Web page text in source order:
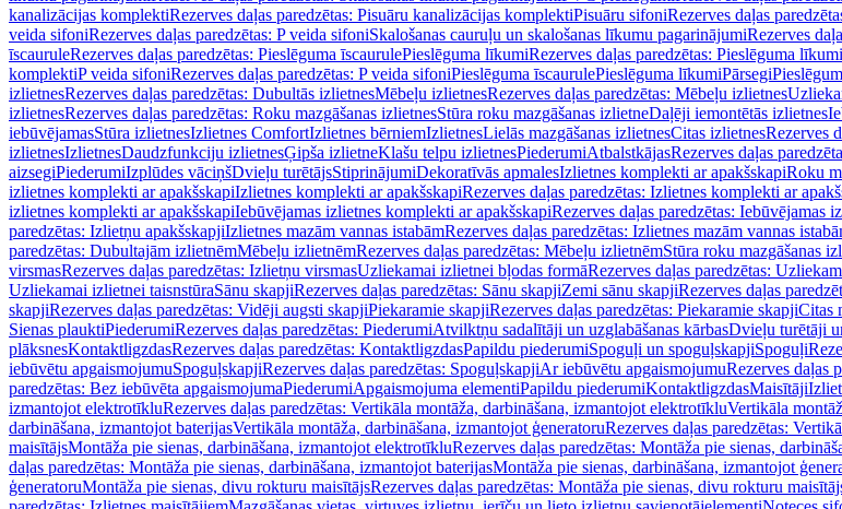
kanalizācijas komplektiRezerves daļas paredzētas: Pisuāru kanalizācijas komplektiPisuāru sifoniRezerves daļas
veida sifoniRezerves daļas paredzētas: P veida sifoniSkalošanas cauruļu un skalošanas līkumu pagarinājumiRezerves
īscauruleRezerves daļas paredzētas: Pieslēguma īscaurulePieslēguma līkumiRezerves daļas paredzētas: Pieslēguma līkumi
komplektiP veida sifoniRezerves daļas paredzētas: P veida sifoniPieslēguma īscaurulePieslēguma līkumiPārsegi
izlietnesRezerves daļas paredzētas: Dubultās izlietnesMēbeļu izlietnesRezerves daļas paredzētas: Mēbeļu izlietnes
izlietnesRezerves daļas paredzētas: Roku mazgāšanas izlietnesStūra roku mazgāšanas izlietneDaļēji iemontētās izlietnes
iebūvējamasStūra izlietnesIzlietnes ComfortIzlietnes bērniemIzlietnesLielās mazgāšanas izlietnesCitas izlietnesRezerves
izlietnesIzlietnesDaudzfunkciju izlietnesĢipša izlietneKlašu telpu izlietnesPiederumiAtbalstkājasRezerves daļas
aizsegiPiederumiIzplūdes vāciņšDvieļu turētājsStiprinājumiDekoratīvās apmalesIzlietnes komplekti ar apakšskapiRoku
izlietnes komplekti ar apakšskapiIzlietnes komplekti ar apakšskapiRezerves daļas paredzētas: Izlietnes komplekti ar
izlietnes komplekti ar apakšskapiIebūvējamas izlietnes komplekti ar apakšskapiRezerves daļas paredzētas: Iebūvējamas
paredzētas: Izlietņu apakšskapjiIzlietnes mazām vannas istabāmRezerves daļas paredzētas: Izlietnes mazām vannas
paredzētas: Dubultajām izlietnēmMēbeļu izlietnēmRezerves daļas paredzētas: Mēbeļu izlietnēmStūra roku mazgāšanas
virsmasRezerves daļas paredzētas: Izlietņu virsmasUzliekamai izlietnei bļodas formāRezerves daļas paredzētas:
Uzliekamai izlietnei taisnstūraSānu skapjiRezerves daļas paredzētas: Sānu skapjiZemi sānu skapjiRezerves daļas
skapjiRezerves daļas paredzētas: Vidēji augsti skapjiPiekaramie skapjiRezerves daļas paredzētas: Piekaramie skapjiCitas
Sienas plauktiPiederumiRezerves daļas paredzētas: PiederumiAtvilktņu sadalītāji un uzglabāšanas kārbasDvieļu turētāji
plāksnesKontaktligzdasRezerves daļas paredzētas: KontaktligzdasPapildu piederumiSpoguļi un spoguļskapjiSpoguļi
iebūvētu apgaismojumuSpoguļskapjiRezerves daļas paredzētas: SpoguļskapjiAr iebūvētu apgaismojumuRezerves daļas
paredzētas: Bez iebūvēta apgaismojumaPiederumiApgaismojuma elementiPapildu piederumiKontaktligzdasMaisītāji
izmantojot elektrotīkluRezerves daļas paredzētas: Vertikāla montāža, darbināšana, izmantojot elektrotīkluVertikāla
darbināšana, izmantojot baterijasVertikāla montāža, darbināšana, izmantojot ģeneratoruRezerves daļas paredzētas:
maisītājsMontāža pie sienas, darbināšana, izmantojot elektrotīkluRezerves daļas paredzētas: Montāža pie sienas,
daļas paredzētas: Montāža pie sienas, darbināšana, izmantojot baterijasMontāža pie sienas, darbināšana, izmantojot
ģeneratoruMontāža pie sienas, divu rokturu maisītājsRezerves daļas paredzētas: Montāža pie sienas, divu rokturu